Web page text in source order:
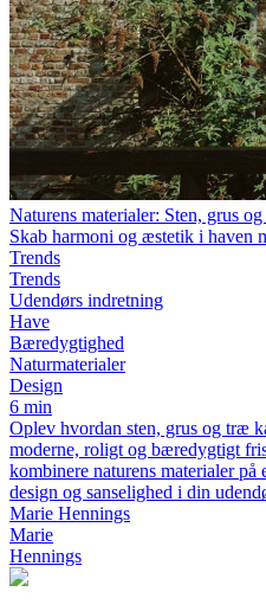
Naturens materialer: Sten, grus
Skab harmoni og æstetik i haven
Trends
Trends
Udendørs indretning
Have
Bæredygtighed
Naturmaterialer
Design
6 min
Oplev hvordan sten, grus og træ
moderne, roligt og bæredygtigt
kombinere naturens materialer
design og sanselighed i din
Marie Hennings
Marie
Hennings